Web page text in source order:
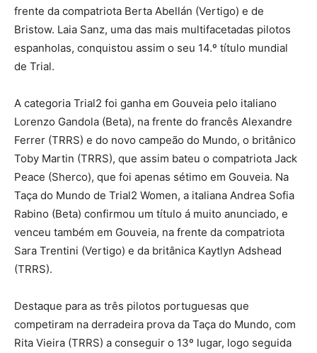
frente da compatriota Berta Abellán (Vertigo) e de
Bristow. Laia Sanz, uma das mais multifacetadas pilotos
espanholas, conquistou assim o seu 14.º título mundial
de Trial.
A categoria Trial2 foi ganha em Gouveia pelo italiano
Lorenzo Gandola (Beta), na frente do francês Alexandre
Ferrer (TRRS) e do novo campeão do Mundo, o britânico
Toby Martin (TRRS), que assim bateu o compatriota Jack
Peace (Sherco), que foi apenas sétimo em Gouveia. Na
Taça do Mundo de Trial2 Women, a italiana Andrea Sofia
Rabino (Beta) confirmou um título á muito anunciado, e
venceu também em Gouveia, na frente da compatriota
Sara Trentini (Vertigo) e da britânica Kaytlyn Adshead
(TRRS).
Destaque para as três pilotos portuguesas que
competiram na derradeira prova da Taça do Mundo, com
Rita Vieira (TRRS) a conseguir o 13º lugar, logo seguida